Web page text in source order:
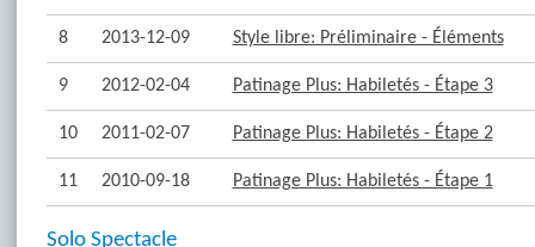
8 2013-12-09 Style libre: Préliminaire - Éléments
9 2012-02-04 Patinage Plus: Habiletés - Étape 3
10 2011-02-07 Patinage Plus: Habiletés - Étape 2
11 2010-09-18 Patinage Plus: Habiletés - Étape 1
Solo Spectacle